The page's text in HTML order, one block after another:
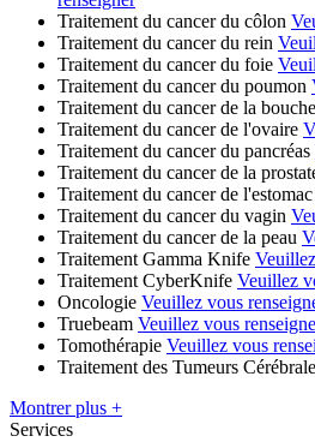
Traitement du cancer du côlon
Traitement du cancer du rein
Traitement du cancer du foie
Traitement du cancer du poumon
Traitement du cancer de la bouche
Traitement du cancer de l'ovaire
Traitement du cancer du pancréas
Traitement du cancer de la
Traitement du cancer de l'estomac
Traitement du cancer du vagin
Traitement du cancer de la peau
Traitement Gamma Knife
Traitement CyberKnife Veuillez
Oncologie Veuillez vous
Truebeam Veuillez vous
Tomothérapie Veuillez vous
Traitement des Tumeurs
Montrer plus +
Services